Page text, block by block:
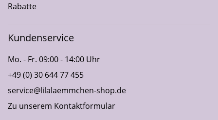
Rabatte
Kundenservice
Mo. - Fr. 09:00 - 14:00 Uhr
+49 (0) 30 644 77 455
service@lilalaemmchen-shop.de
Zu unserem Kontaktformular